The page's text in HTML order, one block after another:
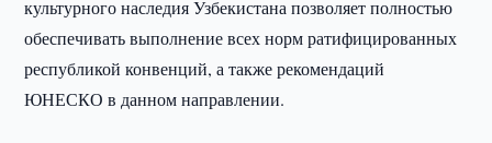
культурного наследия Узбекистана позволяет полностью
обеспечивать выполнение всех норм ратифицированных
республикой конвенций, а также рекомендаций
ЮНЕСКО в данном направлении.